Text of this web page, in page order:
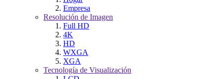
Empresa
Resolución de Imagen
Full HD
4K
HD
WXGA
XGA
Tecnología de Visualización